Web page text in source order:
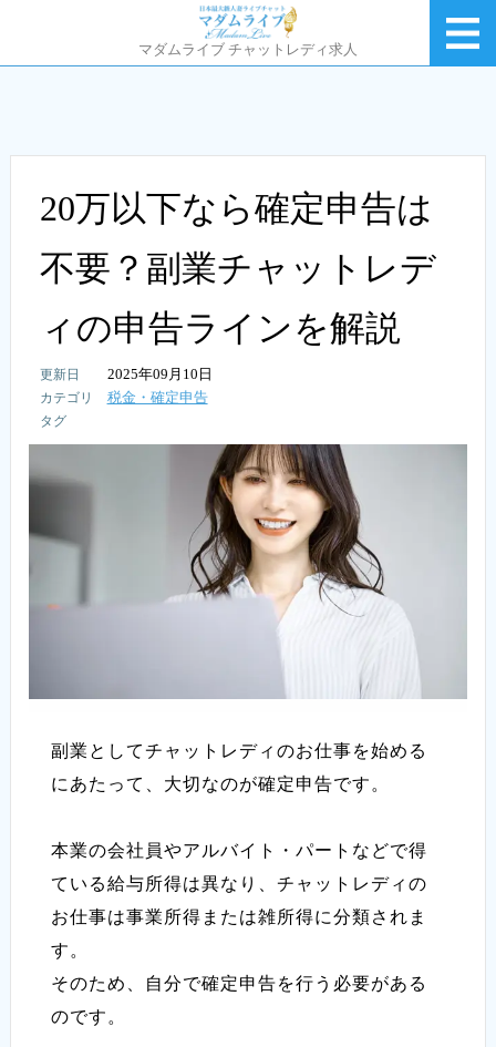
マダムライブ チャットレディ求人
20万以下なら確定申告は
不要？副業チャットレデ
ィの申告ラインを解説
2025年09月10日
税金・確定申告
副業としてチャットレディのお仕事を始める
にあたって、大切なのが確定申告です。
本業の会社員やアルバイト・パートなどで得
ている給与所得は異なり、チャットレディの
お仕事は事業所得または雑所得に分類されま
す。
そのため、自分で確定申告を行う必要がある
のです。